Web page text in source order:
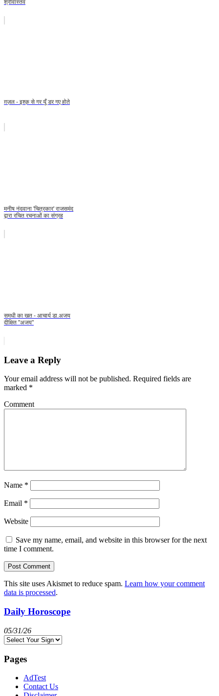
श्रीवास्तव
ग़ज़ल - इश्क़ से गर यूँ डर गए होते
मनीष नंदवाना 'चित्रकार' राजसमंद
द्वारा रचित रचनाओं का संग्रह
समधी का खत - आचार्य डा.अजय
दीक्षित "अजय"
Leave a Reply
Your email address will not be published. Required fields are
marked *
Comment
Name *
Email *
Website
Save my name, email, and website in this browser for the next
time I comment.
This site uses Akismet to reduce spam. Learn how your comment
data is processed.
Daily Horoscope
05/31/26
Pages
AdTest
Contact Us